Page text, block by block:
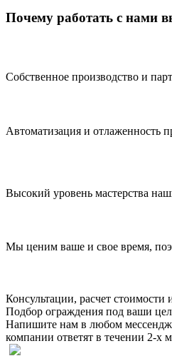
Почему работать с нами
Собственное производство и
Автоматизация и отлаженность
Высокий уровень мастерства
Мы ценим ваше и свое время,
Консультации, расчет
Подбор ограждения под ваши
Напишите нам в любом
компании ответят в течении 2-х